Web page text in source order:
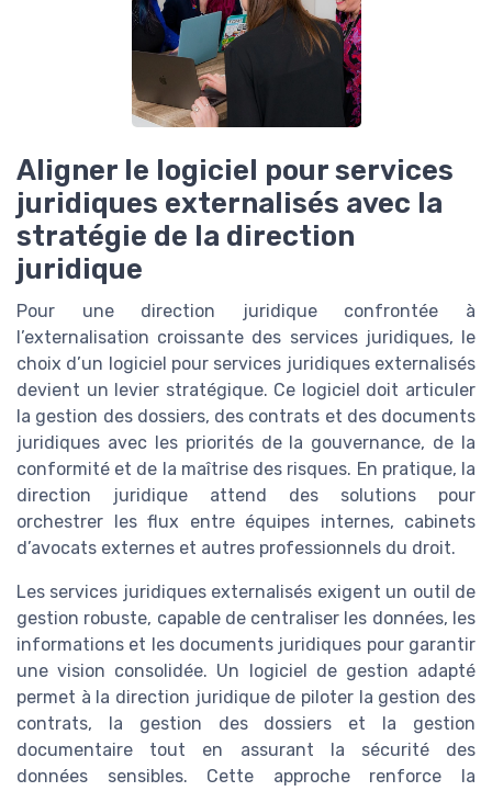
Aligner le logiciel pour services
juridiques externalisés avec la
stratégie de la direction
juridique
Pour une direction juridique confrontée à
l’externalisation croissante des services juridiques, le
choix d’un logiciel pour services juridiques externalisés
devient un levier stratégique. Ce logiciel doit articuler
la gestion des dossiers, des contrats et des documents
juridiques avec les priorités de la gouvernance, de la
conformité et de la maîtrise des risques. En pratique, la
direction juridique attend des solutions pour
orchestrer les flux entre équipes internes, cabinets
d’avocats externes et autres professionnels du droit.
Les services juridiques externalisés exigent un outil de
gestion robuste, capable de centraliser les données, les
informations et les documents juridiques pour garantir
une vision consolidée. Un logiciel de gestion adapté
permet à la direction juridique de piloter la gestion des
contrats, la gestion des dossiers et la gestion
documentaire tout en assurant la sécurité des
données sensibles. Cette approche renforce la